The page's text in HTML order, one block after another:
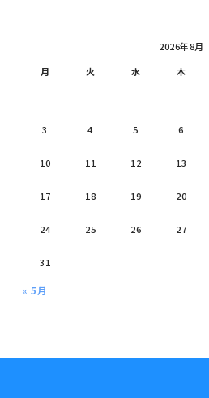
2026年8月
月
火 水 木
3 4 5 6
10 11 12 13
17 18 19 20
24 25 26 27
31
« 5月